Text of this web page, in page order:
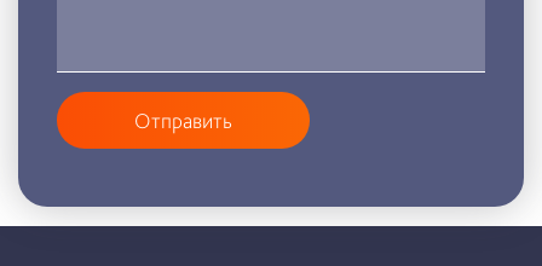
Отправить